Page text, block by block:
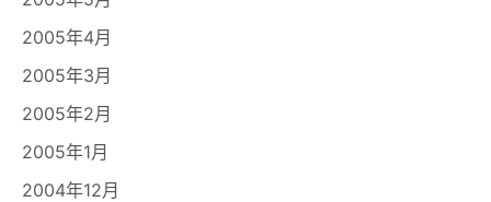
2005年4月
2005年3月
2005年2月
2005年1月
2004年12月